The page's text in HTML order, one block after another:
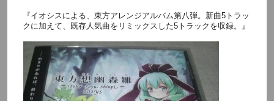
『イオシスによる、東方アレンジアルバム第八弾。新曲5トラッ
クに加えて、既存人気曲をリミックスした5トラックを収録。』